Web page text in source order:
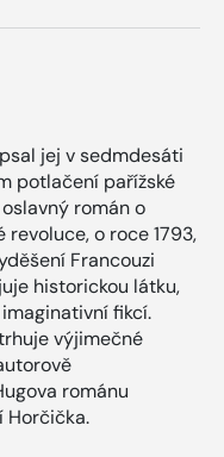
jej v sedmdesáti
potlačení pařížské
román o
o roce 1793,
Francouzi
historickou látku,
fikcí.
výjimečné
románu
Horčička.